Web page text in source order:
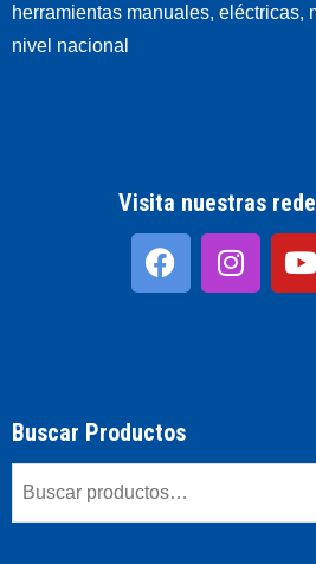
herramientas manuales, eléctricas,
nivel nacional
Visita nuestras
Buscar Productos